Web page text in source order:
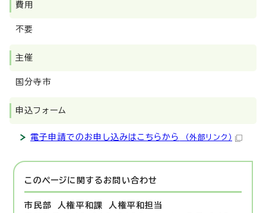
費用
不要
主催
国分寺市
申込フォーム
電子申請でのお申し込みはこちらから （外部リンク）
このページに関する お問い合わせ
市民部 人権平和課 人権平和担当